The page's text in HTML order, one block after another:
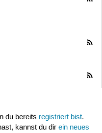
du bereits registriert bist.
kannst du dir ein neues